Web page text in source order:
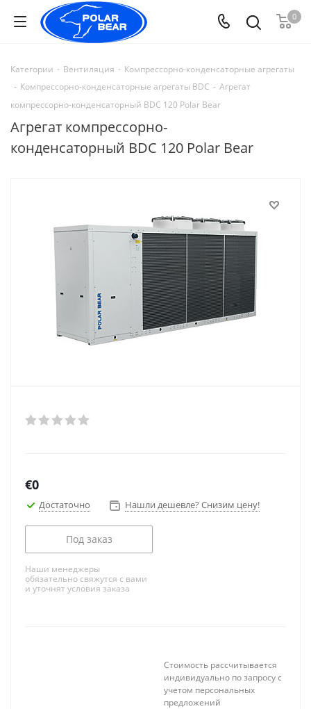
0
Категории - Вентиляция - Компрессорно-конденсаторные агрегаты
- Компрессорно-конденсаторные агрегаты BDC - Агрегат
компрессорно-конденсаторный BDC 120 Polar Bear
Агрегат компрессорно-
конденсаторный BDC 120 Polar Bear
€0
Достаточно Нашли дешевле? Снизим цену!
Под заказ
Наши менеджеры
обязательно свяжутся с вами
и уточнят условия заказа
Стоимость рассчитывается
индивидуально по запросу с
учетом персональных
предложений